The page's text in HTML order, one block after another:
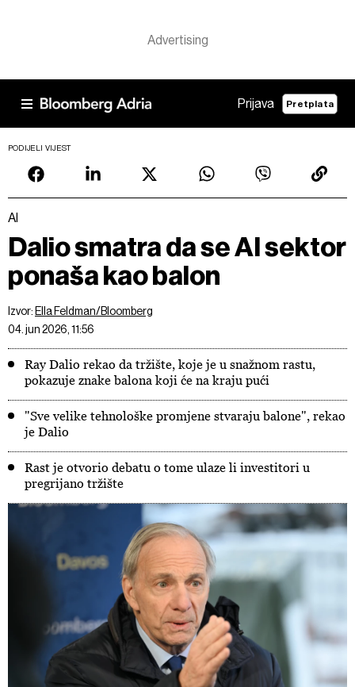
Prijava Pretplata
PODIJELI VIJEST
AI
Dalio smatra da se AI sektor
ponaša kao balon
Izvor: Ella Feldman/Bloomberg
04. jun 2026, 11:56
Ray Dalio rekao da tržište, koje je u snažnom rastu,
pokazuje znake balona koji će na kraju pući
"Sve velike tehnološke promjene stvaraju balone", rekao
je Dalio
Rast je otvorio debatu o tome ulaze li investitori u
pregrijano tržište